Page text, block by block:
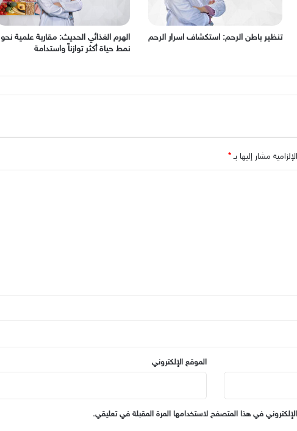
تنظير باطن الرحم: استكشاف اسرار الرحم
الهرم الغذائي الحديث: مقاربة علمية نحو
نمط حياة أكثر توازناً واستدامة
مشار إليها بـ*
الموقع الإلكتروني
في هذا المتصفح لاستخدامها المرة المقبلة في تعليقي.